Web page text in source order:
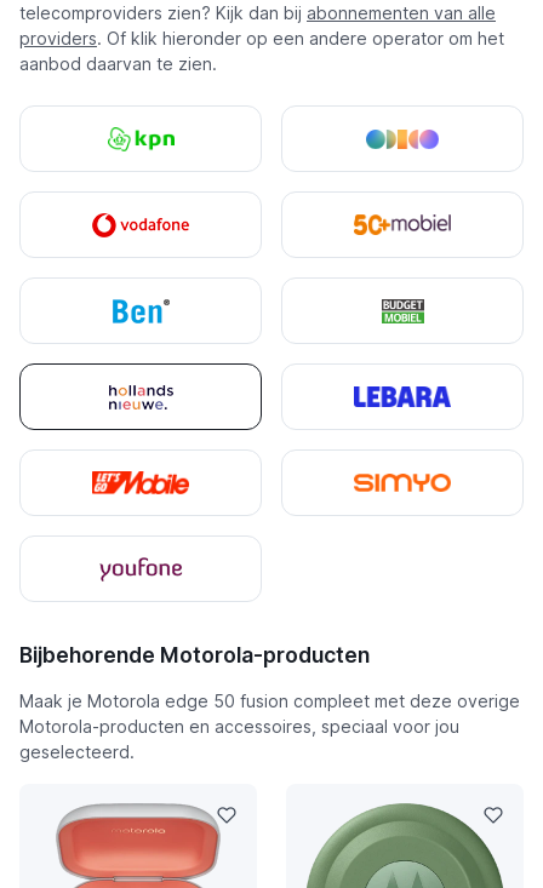
telecomproviders zien? Kijk dan bij abonnementen van alle
providers. Of klik hieronder op een andere operator om het
aanbod daarvan te zien.
Bijbehorende Motorola-producten
Maak je Motorola edge 50 fusion compleet met deze overige
Motorola-producten en accessoires, speciaal voor jou
geselecteerd.